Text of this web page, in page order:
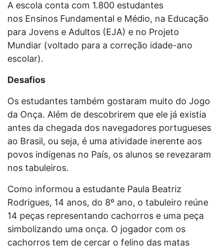
A escola conta com 1.800 estudantes
nos Ensinos Fundamental e Médio, na Educação
para Jovens e Adultos (EJA) e no Projeto
Mundiar (voltado para a correção idade-ano
escolar).
Desafios
Os estudantes também gostaram muito do Jogo
da Onça. Além de descobrirem que ele já existia
antes da chegada dos navegadores portugueses
ao Brasil, ou seja, é uma atividade inerente aos
povos indígenas no País, os alunos se revezaram
nos tabuleiros.
Como informou a estudante Paula Beatriz
Rodrigues, 14 anos, do 8º ano, o tabuleiro reúne
14 peças representando cachorros e uma peça
simbolizando uma onça. O jogador com os
cachorros tem de cercar o felino das matas